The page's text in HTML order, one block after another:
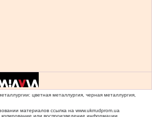
цветная металлургия, черная металлургия,
материалов ссылка на www.ukrrudprom.ua